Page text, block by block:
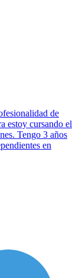
de
estoy cursando el
Tengo 3 años
en